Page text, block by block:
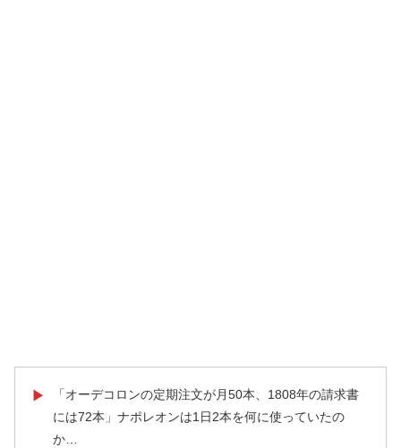
▶
「オーデコロンの定期注文が月50本、1808年の請求書
には72本」ナポレオンは1日2本を何に使っていたの
か…